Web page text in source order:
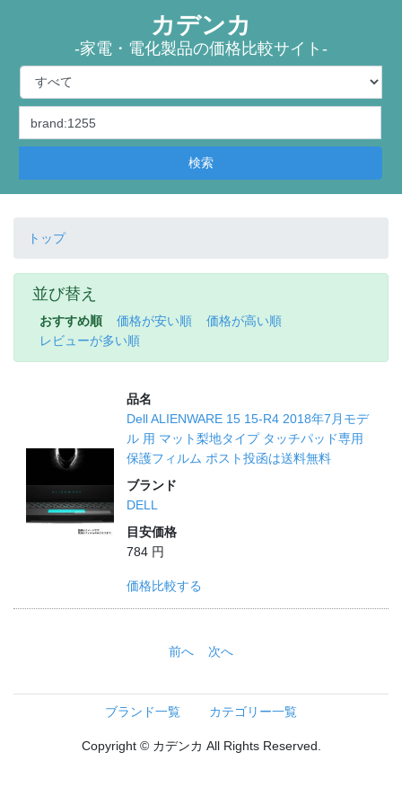
カデンカ
-家電・電化製品の価格比較サイト-
検索
トップ
並び替え
おすすめ順 価格が安い順
価格が高い順
レビューが多い順
品名
Dell ALIENWARE 15 15-R4 2018年7月モデ
ル 用 マット梨地タイプ タッチパッド専用
保護フィルム ポスト投函は送料無料
ブランド
DELL
目安価格
784 円
価格比較する
前へ 次へ
ブランド一覧 カテゴリー一覧
Copyright © カデンカ All Rights Reserved.